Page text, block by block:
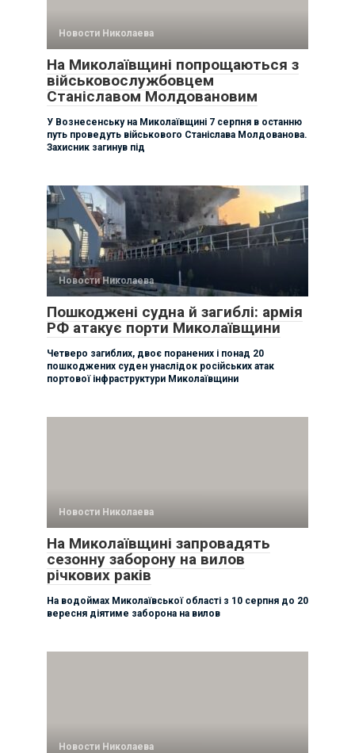
Новости Николаева
На Миколаївщині попрощаються з
військовослужбовцем
Станіславом Молдовановим
У Вознесенську на Миколаївщині 7 серпня в останню
путь проведуть військового Станіслава Молдованова.
Захисник загинув під
Новости Николаева
Пошкоджені судна й загиблі: армія
РФ атакує порти Миколаївщини
Четверо загиблих, двоє поранених і понад 20
пошкоджених суден унаслідок російських атак
портової інфраструктури Миколаївщини
Новости Николаева
На Миколаївщині запровадять
сезонну заборону на вилов
річкових раків
На водоймах Миколаївської області з 10 серпня до 20
вересня діятиме заборона на вилов
Новости Николаева